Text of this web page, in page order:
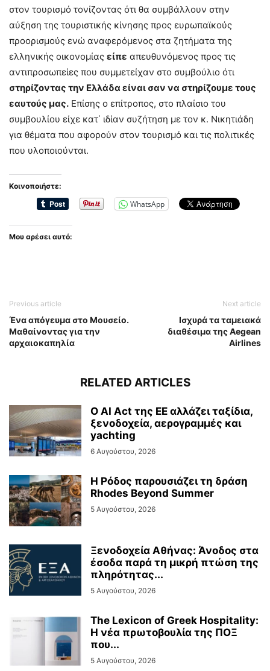
στον τουρισμό τονίζοντας ότι θα συμβάλλουν στην
αύξηση της τουριστικής κίνησης προς ευρωπαϊκούς
προορισμούς ενώ αναφερόμενος στα ζητήματα της
ελληνικής οικονομίας είπε απευθυνόμενος προς τις
αντιπροσωπείες που συμμετείχαν στο συμβούλιο ότι
στηρίζοντας την Ελλάδα είναι σαν να στηρίζουμε τους
εαυτούς μας. Επίσης ο επίτροπος, στο πλαίσιο του
συμβουλίου είχε κατ΄ ιδίαν συζήτηση με τον κ. Νικητιάδη
για θέματα που αφορούν στον τουρισμό και τις πολιτικές
που υλοποιούνται.
Κοινοποιήστε:
WhatsApp
Μου αρέσει αυτό:
Previous article
Ένα απόγευμα στο Μουσείο.
Μαθαίνοντας για την
αρχαιοκαπηλία
Next article
Ισχυρά τα ταμειακά
διαθέσιμα της Aegean
Airlines
RELATED ARTICLES
Ο AI Act της ΕΕ αλλάζει ταξίδια,
ξενοδοχεία, αερογραμμές και
yachting
6 Αυγούστου, 2026
Η Ρόδος παρουσιάζει τη δράση
Rhodes Beyond Summer
5 Αυγούστου, 2026
Ξενοδοχεία Αθήνας: Άνοδος στα
έσοδα παρά τη μικρή πτώση της
πληρότητας...
5 Αυγούστου, 2026
The Lexicon of Greek Hospitality:
Η νέα πρωτοβουλία της ΠΟΞ
που...
5 Αυγούστου, 2026